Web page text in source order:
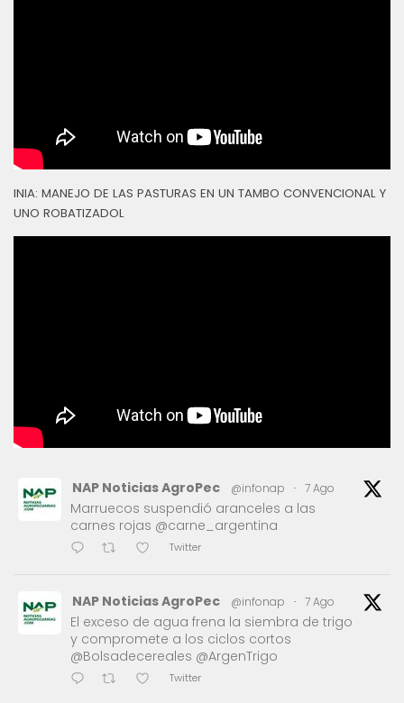
INIA: MANEJO DE LAS PASTURAS EN UN TAMBO CONVENCIONAL Y
UNO ROBATIZADOL
NAP Noticias AgroPec @infonap · 7 Ago
Marruecos suspendió aranceles a las
carnes rojas @carne_argentina
Twitter
NAP Noticias AgroPec @infonap · 7 Ago
El exceso de agua frena la siembra de trigo
y compromete a los ciclos cortos
@Bolsadecereales @ArgenTrigo
Twitter